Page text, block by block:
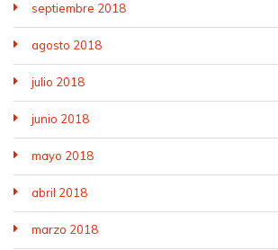
septiembre 2018
agosto 2018
julio 2018
junio 2018
mayo 2018
abril 2018
marzo 2018